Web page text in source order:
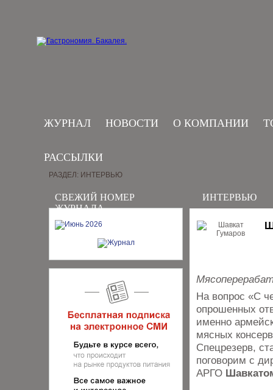
ЖУРНАЛ НОВОСТИ О КОМПАНИИ
РАССЫЛКИ
СВЕЖИЙ НОМЕР
ЖУРНАЛА
РАЗДЕЛ: ИНТЕРВЬЮ
ИНТЕРВЬЮ
На вопрос «С
опрошенных
именно
мясных
Спецрезерв,
поговорим с
АРГО